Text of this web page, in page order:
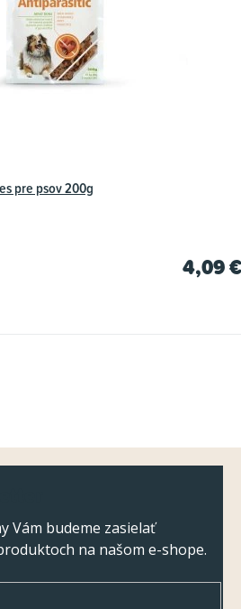
pre psov 200g
4,09
Vám budeme zasielať
na našom e-shope.